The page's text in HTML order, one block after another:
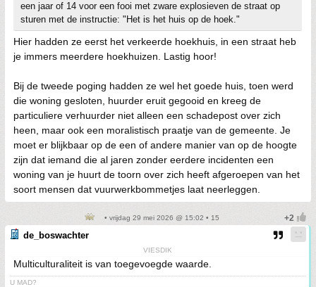
een jaar of 14 voor een fooi met zware explosieven de straat op
sturen met de instructie: "Het is het huis op de hoek."
Hier hadden ze eerst het verkeerde hoekhuis, in een straat heb
je immers meerdere hoekhuizen. Lastig hoor!
Bij de tweede poging hadden ze wel het goede huis, toen werd
die woning gesloten, huurder eruit gegooid en kreeg de
particuliere verhuurder niet alleen een schadepost over zich
heen, maar ook een moralistisch praatje van de gemeente. Je
moet er blijkbaar op de een of andere manier van op de hoogte
zijn dat iemand die al jaren zonder eerdere incidenten een
woning van je huurt de toorn over zich heeft afgeroepen van het
soort mensen dat vuurwerkbommetjes laat neerleggen.
• vrijdag 29 mei 2026 @ 15:02 • 15
de_boswachter
VIESDIK
Multiculturaliteit is van toegevoegde waarde.
U MAD?